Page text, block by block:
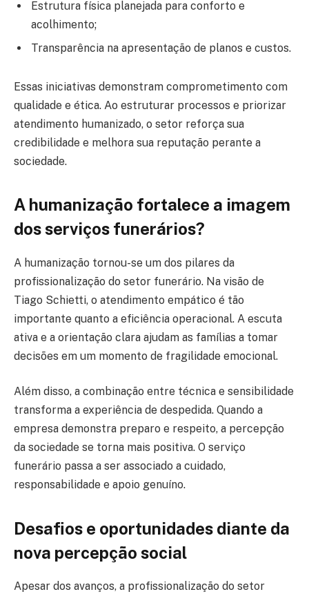
Estrutura física planejada para conforto e
acolhimento;
Transparência na apresentação de planos e custos.
Essas iniciativas demonstram comprometimento com
qualidade e ética. Ao estruturar processos e priorizar
atendimento humanizado, o setor reforça sua
credibilidade e melhora sua reputação perante a
sociedade.
A humanização fortalece a imagem
dos serviços funerários?
A humanização tornou-se um dos pilares da
profissionalização do setor funerário. Na visão de
Tiago Schietti, o atendimento empático é tão
importante quanto a eficiência operacional. A escuta
ativa e a orientação clara ajudam as famílias a tomar
decisões em um momento de fragilidade emocional.
Além disso, a combinação entre técnica e sensibilidade
transforma a experiência de despedida. Quando a
empresa demonstra preparo e respeito, a percepção
da sociedade se torna mais positiva. O serviço
funerário passa a ser associado a cuidado,
responsabilidade e apoio genuíno.
Desafios e oportunidades diante da
nova percepção social
Apesar dos avanços, a profissionalização do setor